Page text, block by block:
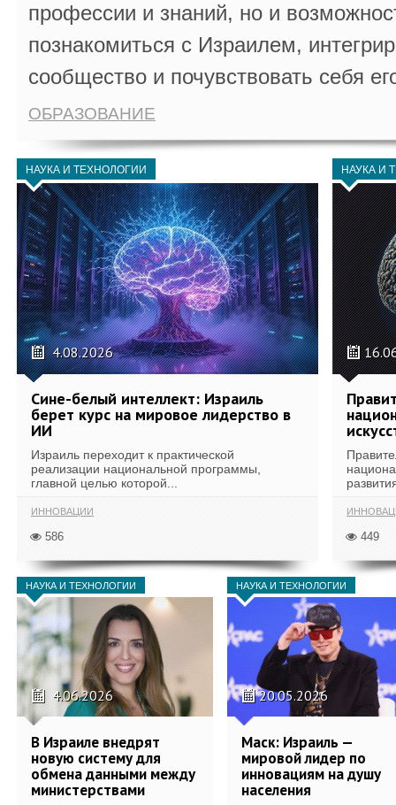
профессии и знаний, но и
познакомиться с Израилем,
сообщество и почувствовать себя
ОБРАЗОВАНИЕ
НАУКА И ТЕХНОЛОГИИ
4.08.2026
Сине-белый интеллект: Израиль
берет курс на мировое лидерство в
ИИ
Израиль переходит к практической
реализации национальной программы,
главной целью которой...
ИННОВАЦИИ
586
НАУКА И
449
НАУКА И ТЕХНОЛОГИИ
4.06.2026
В Израиле внедрят
новую систему для
обмена данными между
министерствами
НАУКА И ТЕХНОЛОГИИ
20.05.2026
Маск: Израиль —
мировой лидер по
инновациям на душу
населения